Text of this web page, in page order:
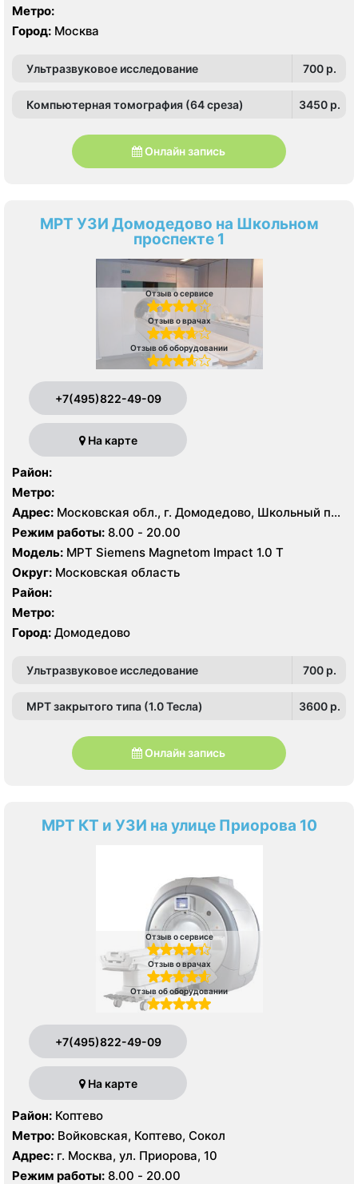
Метро:
Город: Москва
Ультразвуковое исследование 700 p.
Компьютерная томография (64 среза) 3450 p.
Онлайн запись
МРТ УЗИ Домодедово на Школьном
проспекте 1
Отзыв о сервисе
Отзыв о врачах
Отзыв об оборудовании
+7(495)822-49-09
На карте
Район:
Метро:
Адрес: Московская обл., г. Домодедово, Школьный пр.,
1
Режим работы:
8.00 - 20.00
Модель: МРТ Siemens Magnetom Impact 1.0 Т
Округ: Московская область
Район:
Метро:
Город: Домодедово
Ультразвуковое исследование 700 p.
МРТ закрытого типа (1.0 Тесла) 3600 p.
Онлайн запись
МРТ КТ и УЗИ на улице Приорова 10
Отзыв о сервисе
Отзыв о врачах
Отзыв об оборудовании
+7(495)822-49-09
На карте
Район: Коптево
Метро: Войковская, Коптево, Сокол
Адрес: г. Москва, ул. Приорова, 10
Режим работы: 8.00 - 20.00